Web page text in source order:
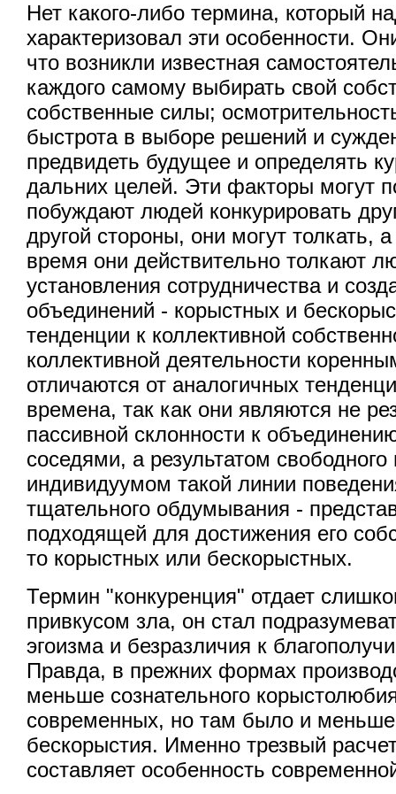
Нет какого-либо термина, который
характеризовал эти особенности.
что возникли известная
каждого самому выбирать свой
собственные силы;
быстрота в выборе решений и
предвидеть будущее и определять
дальних целей. Эти факторы могут
побуждают людей конкурировать
другой стороны, они могут толкать,
время они действительно толкают
установления сотрудничества и
объединений - корыстных и
тенденции к коллективной
коллективной деятельности
отличаются от аналогичных
времена, так как они являются не
пассивной склонности к
соседями, а результатом
индивидуумом такой линии
тщательного обдумывания -
подходящей для достижения его
то корыстных или бескорыстных.
Термин "конкуренция" отдает
привкусом зла, он стал
эгоизма и безразличия к
Правда, в прежних формах
меньше сознательного
современных, но там было и меньше
бескорыстия. Именно трезвый
составляет особенность